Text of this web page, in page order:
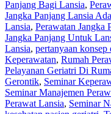
Panjang Bagi Lansia,
Jangka Panjang Lansia
Lansia, Perawatan Jangka
Jangka Panjang Untuk
Lansia, pertanyaan
Keperawatan, Rumah
Pelayanan Geriatri Di
Gerontik, Seminar
Seminar Manajemen
Perawat Lansia, Seminar